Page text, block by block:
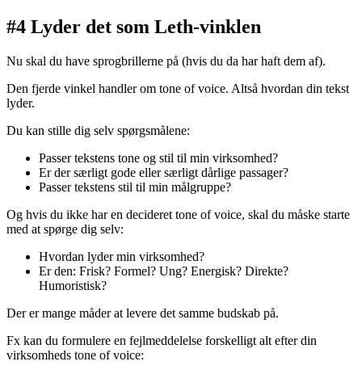
#4 Lyder det som Leth-vinklen
Nu skal du have sprogbrillerne på (hvis du da har haft dem af).
Den fjerde vinkel handler om tone of voice. Altså hvordan din tekst
lyder.
Du kan stille dig selv spørgsmålene:
Passer tekstens tone og stil til min virksomhed?
Er der særligt gode eller særligt dårlige passager?
Passer tekstens stil til min målgruppe?
Og hvis du ikke har en decideret tone of voice, skal du måske starte
med at spørge dig selv:
Hvordan lyder min virksomhed?
Er den: Frisk? Formel? Ung? Energisk? Direkte?
Humoristisk?
Der er mange måder at levere det samme budskab på.
Fx kan du formulere en fejlmeddelelse forskelligt alt efter din
virksomheds tone of voice: